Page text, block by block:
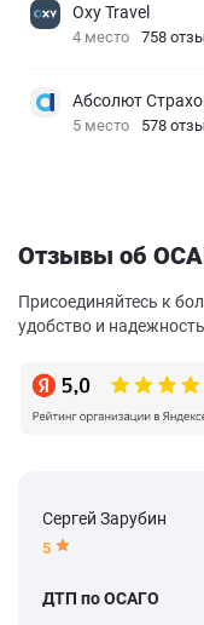
Oxy Travel
4 место 758
Абсолют
5 место 578
Отзывы об
Присоединяйтесь к
удобство и
Сергей Зарубин
5
ДТП по ОСАГО